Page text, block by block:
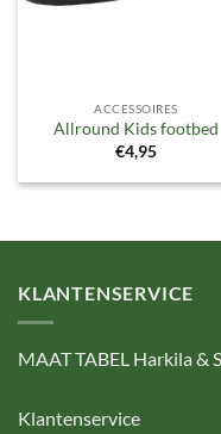
ACCESSOIRES
Allround Kids footbed
€4,95
KLANTENSERVICE
MAAT TABEL Harkila &
Klantenservice